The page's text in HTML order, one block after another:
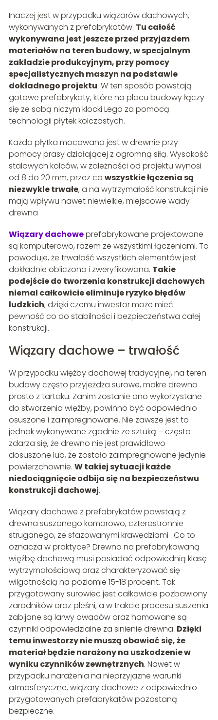
Inaczej jest w przypadku wiązarów dachowych,
wykonywanych z prefabrykatów. Tu całość
wykonywana jest jeszcze przed przyjazdem
materiałów na teren budowy, w specjalnym
zakładzie produkcyjnym, przy pomocy
specjalistycznych maszyn na podstawie
dokładnego projektu. W ten sposób powstają
gotowe prefabrykaty, które na placu budowy łączy
się ze sobą niczym klocki Lego za pomocą
technologii płytek kolczastych.
Każda płytka mocowana jest w drewnie przy
pomocy prasy działającej z ogromną siłą. Wysokość
stalowych kolców, w zależności od projektu wynosi
od 8 do 20 mm, przez co wszystkie łączenia są
niezwykle trwałe, a na wytrzymałość konstrukcji nie
mają wpływu nawet niewielkie, miejscowe wady
drewna
Wiązary dachoweprefabrykowane projektowane
są komputerowo, razem ze wszystkimi łączeniami. To
powoduje, że trwałość wszystkich elementów jest
dokładnie obliczona i zweryfikowana. Takie
podejście do tworzenia konstrukcji dachowych
niemal całkowicie eliminuje ryzyko błędów
ludzkich, dzięki czemu inwestor może mieć
pewność co do stabilności i bezpieczeństwa całej
konstrukcji.
Wiązary dachowe – trwałość
W przypadku więźby dachowej tradycyjnej, na teren
budowy często przyjeżdża surowe, mokre drewno
prosto z tartaku. Zanim zostanie ono wykorzystane
do stworzenia więźby, powinno być odpowiednio
osuszone i zaimpregnowane. Nie zawsze jest to
jednak wykonywane zgodnie ze sztuką – często
zdarza się, że drewno nie jest prawidłowo
dosuszone lub, że zostało zaimpregnowane jedynie
powierzchownie. W takiej sytuacji każde
niedociągnięcie odbija się na bezpieczeństwu
konstrukcji dachowej.
Wiązary dachowe z prefabrykatów powstają z
drewna suszonego komorowo, czterostronnie
struganego, ze sfazowanymi krawędziami . Co to
oznacza w praktyce? Drewno na prefabrykowaną
więźbę dachową musi posiadać odpowiednią klasę
wytrzymałościową oraz charakteryzować się
wilgotnością na poziomie 15-18 procent. Tak
przygotowany surowiec jest całkowicie pozbawiony
zarodników oraz pleśni, a w trakcie procesu suszenia
zabijane są larwy owadów oraz hamowane są
czynniki odpowiedzialne za sinienie drewna. Dzięki
temu inwestorzy nie muszą obawiać się, że
materiał będzie narażony na uszkodzenie w
wyniku czynników zewnętrznych. Nawet w
przypadku narażenia na nieprzyjazne warunki
atmosferyczne, wiązary dachowe z odpowiednio
przygotowanych prefabrykatów pozostaną
bezpieczne.